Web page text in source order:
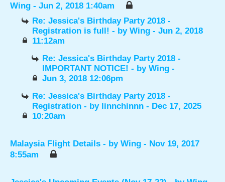
Wing - Jun 2, 2018 1:40am
Re: Jessica's Birthday Party 2018 -
Registration is full! - byWing - Jun 2, 2018
11:12am
Re: Jessica's Birthday Party 2018 -
IMPORTANT NOTICE! - byWing -
Jun 3, 2018 12:06pm
Re: Jessica's Birthday Party 2018 -
Registration - by linnchinnn - Dec 17, 2025
10:20am
Malaysia Flight Details - by Wing - Nov 19, 2017
8:55am